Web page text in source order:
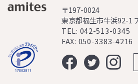
〒197-0024
東京都福生市牛浜92-1
TEL: 042-513-0345
FAX: 050-3383-4216